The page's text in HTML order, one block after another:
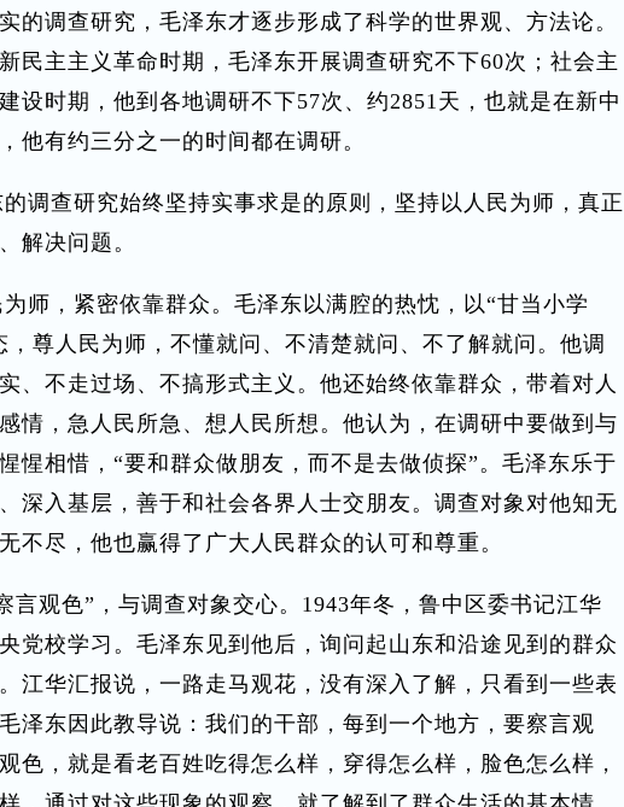
的调查研究，毛泽东才逐步形成了科学的世界观、方法论。
民主主义革命时期，毛泽东开展调查研究不下60次；社会主
设时期，他到各地调研不下57次、约2851天，也就是在新中
他有约三分之一的时间都在调研。
调查研究始终坚持实事求是的原则，坚持以人民为师，真正
解决问题。
师，紧密依靠群众。毛泽东以满腔的热忱，以“甘当小学
，尊人民为师，不懂就问、不清楚就问、不了解就问。他调
、不走过场、不搞形式主义。他还始终依靠群众，带着对人
情，急人民所急、想人民所想。他认为，在调研中要做到与
惺相惜，“要和群众做朋友，而不是去做侦探”。毛泽东乐于
深入基层，善于和社会各界人士交朋友。调查对象对他知无
不尽，他也赢得了广大人民群众的认可和尊重。
观色”，与调查对象交心。1943年冬，鲁中区委书记江华
党校学习。毛泽东见到他后，询问起山东和沿途见到的群众
江华汇报说，一路走马观花，没有深入了解，只看到一些表
泽东因此教导说：我们的干部，每到一个地方，要察言观
色，就是看老百姓吃得怎么样，穿得怎么样，脸色怎么样，